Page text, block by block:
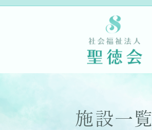
施設一覧